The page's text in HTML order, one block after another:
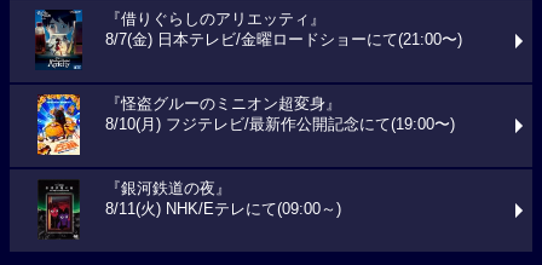
『借りぐらしのアリエッティ』
8/7(金) 日本テレビ/金曜ロードショーにて(21:00〜)
『怪盗グルーのミニオン超変身』
8/10(月) フジテレビ/最新作公開記念にて(19:00〜)
『銀河鉄道の夜』
8/11(火) NHK/Eテレにて(09:00～)